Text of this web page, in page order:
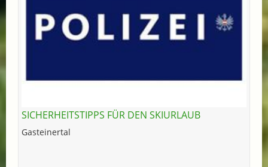
SICHERHEITSTIPPS FÜR DEN SKIURLAUB
Gasteinertal